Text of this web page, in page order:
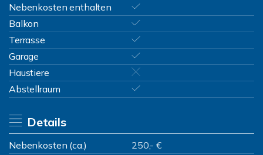
Nebenkosten enthalten
Balkon
Terrasse
Garage
Haustiere
Abstellraum
Details
Nebenkosten (ca.)
250,- €